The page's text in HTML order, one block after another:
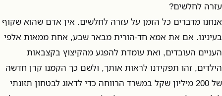
עזרה לחלשים?
אנחנו מדברים כל הזמן על עזרה לחלשים. אין אדם שהוא שקוף
בעינינו. אם את אמא חד-הורית מבאר שבע, אחת ממאות אלפי
העניים העובדים, ואת עומדת להפגע מהקיצוץ בקצבאות
הילדים, זהו תפקידנו לראות אותך, ולשם כך הקמנו קרן חדשה
של 200 מיליון שקל במשרד הרווחה כדי לדאוג לבטחון תזונתי